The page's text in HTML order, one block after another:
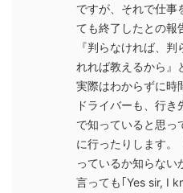
ですが、それで仕事
ても終了したとの報
『判らなければ、
れれば教えるから』
実際はわからずに時
ドライバーも、行
で知っていると思っ
に行ったりします。
っているか知らない
言っても｢Yes sir, I